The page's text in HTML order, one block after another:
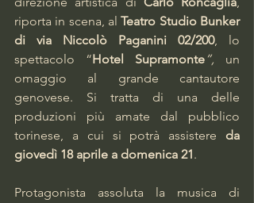
riporta in scena, al Teatro Studio Bunker
di via Niccolò Paganini 02/200, lo
spettacolo “Hotel Supramonte ”, un
omaggio al grande cantautore
genovese. Si tratta di una delle
produzioni più amate dal pubblico
torinese, a cui si potrà assistere da
giovedì 18 aprile a domenica 21.